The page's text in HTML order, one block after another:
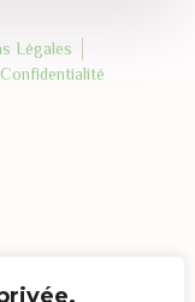
Légales